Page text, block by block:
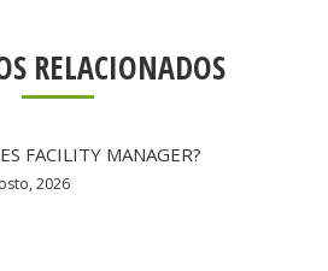
RELACIONADOS
FACILITY MANAGER?
2026